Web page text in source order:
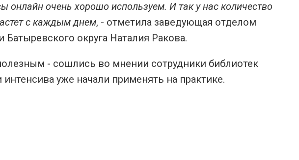
онлайн очень хорошо используем. И так у нас количество
с каждым днем, - отметила заведующая отделом
округа Наталия Ракова.
- сошлись во мнении сотрудники библиотек
уже начали применять на практике.